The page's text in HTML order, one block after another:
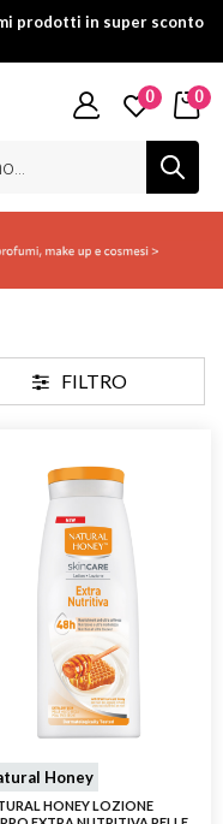
prodotti in super sconto
nella sezione saldi: il
qui
0 0
FILTRO
Honey
HONEY LOZIONE